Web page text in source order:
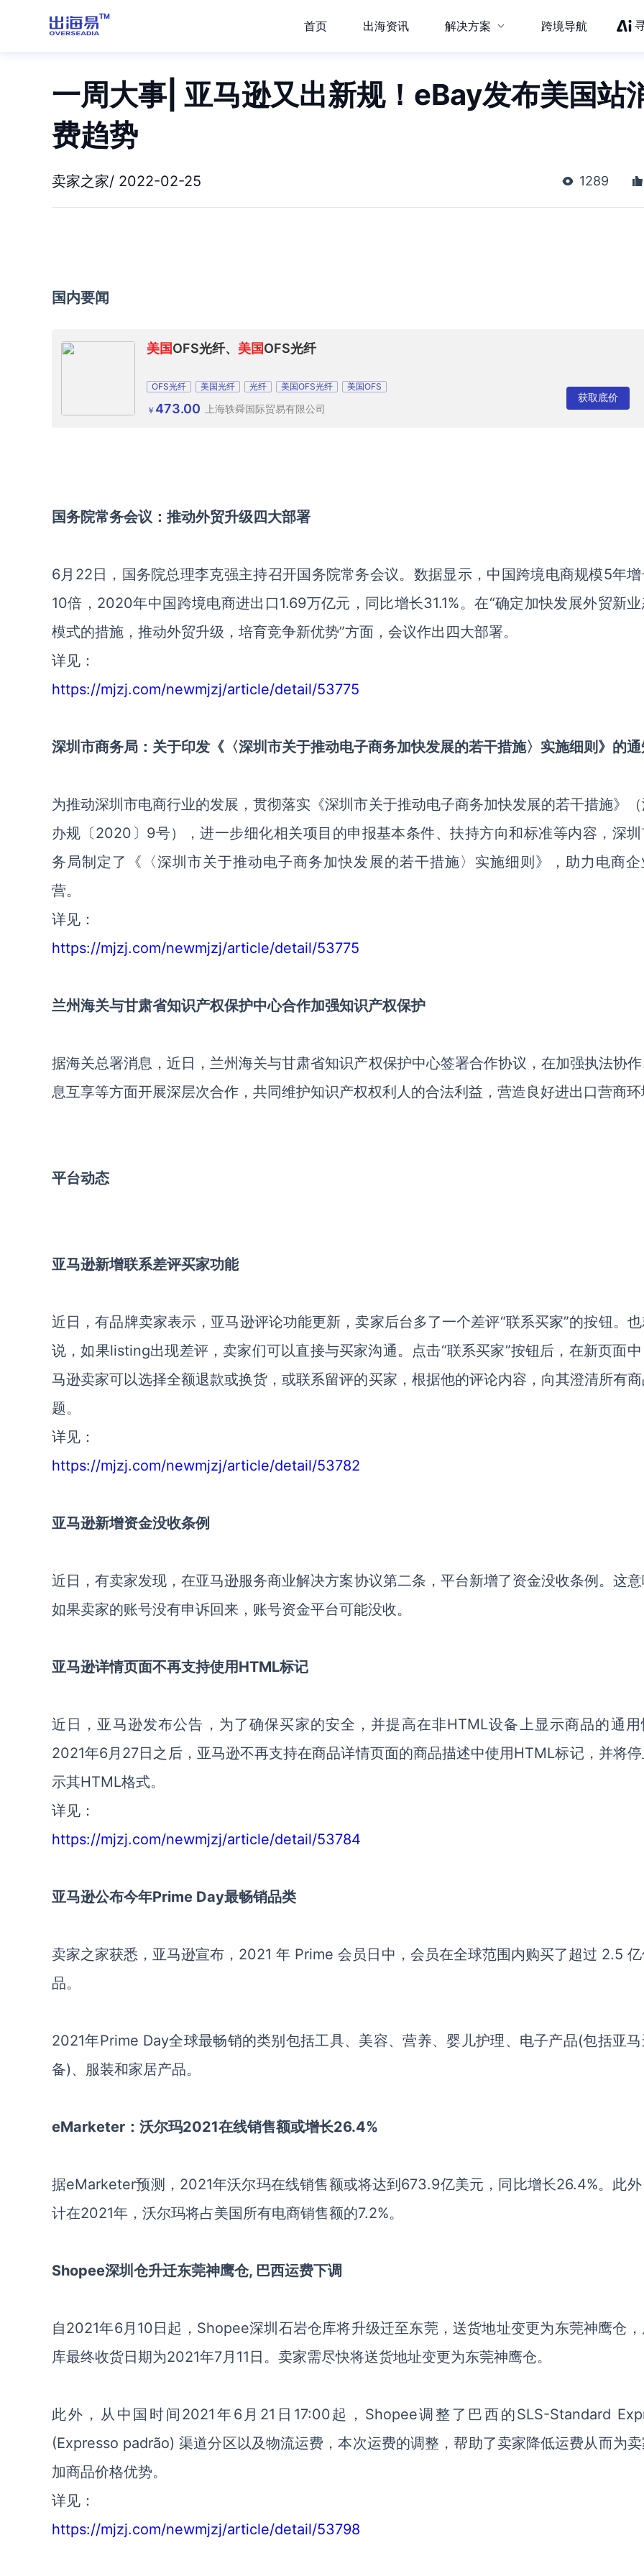
首页 出海资讯 解决方案 跨境导航
一周大事| 亚马逊又出新规！eBay发布美国站
费趋势
卖家之家/ 2022-02-25 1289
国内要闻
美国OFS光纤、 美国OFS光纤
OFS光纤 美国光纤 光纤 美国OFS光纤 美国OFS
￥ 473.00 上海轶舜国际贸易有限公司
获取底价
国务院常务会议：推动外贸升级四大部署
6月22日，国务院总理李克强主持召开国务院常务会议。数据显示，中国跨境电商规模5年
10倍，2020年中国跨境电商进出口1.69万亿元，同比增长31.1%。在“确定加快发展外贸新
模式的措施，推动外贸升级，培育竞争新优势”方面，会议作出四大部署。
详见：
https://mjzj.com/newmjzj/article/detail/53775
深圳市商务局：关于印发《〈深圳市关于推动电子商务加快发展的若干措施〉实施细则》的通
为推动深圳市电商行业的发展，贯彻落实《深圳市关于推动电子商务加快发展的若干措施》
办规〔2020〕9号），进一步细化相关项目的申报基本条件、扶持方向和标准等内容，深圳
务局制定了《〈深圳市关于推动电子商务加快发展的若干措施〉实施细则》，助力电商企
营。
详见：
https://mjzj.com/newmjzj/article/detail/53775
兰州海关与甘肃省知识产权保护中心合作加强知识产权保护
据海关总署消息，近日，兰州海关与甘肃省知识产权保护中心签署合作协议，在加强执法协
息互享等方面开展深层次合作，共同维护知识产权权利人的合法利益，营造良好进出口营商环
平台动态
亚马逊新增联系差评买家功能
近日，有品牌卖家表示，亚马逊评论功能更新，卖家后台多了一个差评“联系买家”的按钮。
说，如果listing出现差评，卖家们可以直接与买家沟通。 点击“联系买家”按钮后，在新页面
马逊卖家可以选择全额退款或换货，或联系留评的买家，根据他的评论内容，向其澄清所有商
题。
详见：
https://mjzj.com/newmjzj/article/detail/53782
亚马逊新增资金没收条例
近日，有卖家发现，在亚马逊服务商业解决方案协议第二条，平台新增了资金没收条例。这
如果卖家的账号没有申诉回来，账号资金平台可能没收。
亚马逊详情页面不再支持使用HTML标记
近日，亚马逊发布公告，为了确保买家的安全，并提高在非HTML设备上显示商品的通用
2021年6月27日之后，亚马逊不再支持在商品详情页面的商品描述中使用HTML标记，并将停
示其HTML格式。
详见：
https://mjzj.com/newmjzj/article/detail/53784
亚马逊公布今年Prime Day最畅销品类
卖家之家获悉，亚马逊宣布，2021 年 Prime 会员日中，会员在全球范围内购买了超过 2.5
品。
2021年Prime Day全球最畅销的类别包括工具、美容、营养、婴儿护理、电子产品(包括亚
备)、服装和家居产品。
eMarketer：沃尔玛2021在线销售额或增长26.4%
据eMarketer预测，2021年沃尔玛在线销售额或将达到673.9亿美元，同比增长26.4%。此外
计在2021年，沃尔玛将占美国所有电商销售额的7.2%。
Shopee深圳仓升迁东莞神鹰仓, 巴西运费下调
自2021年6月10日起，Shopee深圳石岩仓库将升级迁至东莞，送货地址变更为东莞神鹰仓
库最终收货日期为2021年7月11日。 卖家需尽快将送货地址变更为东莞神鹰仓。
此外，从中国时间2021年6月21日17:00起，Shopee调整了巴西的SLS-Standard
(Expresso padrão) 渠道分区以及物流运费，本次运费的调整，帮助了卖家降低运费从而为
加商品价格优势。
详见：
https://mjzj.com/newmjzj/article/detail/53798